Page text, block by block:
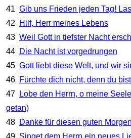
41 Gib uns Frieden jeden Tag!
42
Hilf, Herr meines Lebens
43 Weil Gott in tiefster Nacht
44 Die Nacht ist vorgedrungen
45 Gott liebt diese Welt, und wir
46 Fürchte dich nicht, denn du
47
Lobe den Herrn, o meine
getan)
48 Danke für diesen guten Morgen